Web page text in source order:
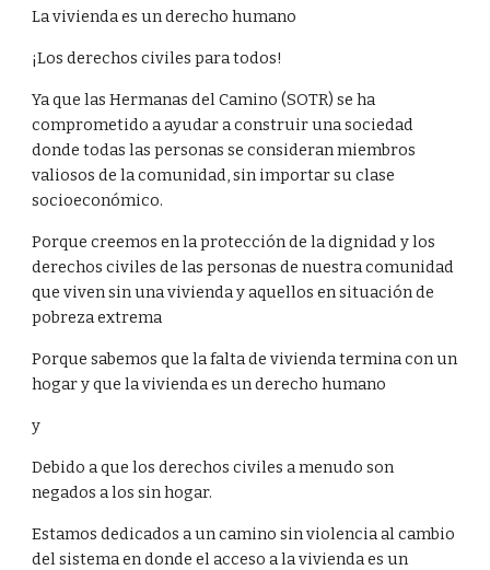
La vivienda es un derecho humano
¡Los derechos civiles para todos!
Ya que las Hermanas del Camino (SOTR) se ha
comprometido a ayudar a construir una sociedad
donde todas las personas se consideran miembros
valiosos de la comunidad, sin importar su clase
socioeconómico.
Porque creemos en la protección de la dignidad y los
derechos civiles de las personas de nuestra comunidad
que viven sin una vivienda y aquellos en situación de
pobreza extrema
Porque sabemos que la falta de vivienda termina con un
hogar y que la vivienda es un derecho humano
y
Debido a que los derechos civiles a menudo son
negados a los sin hogar.
Estamos dedicados a un camino sin violencia al cambio
del sistema en donde el acceso a la vivienda es un